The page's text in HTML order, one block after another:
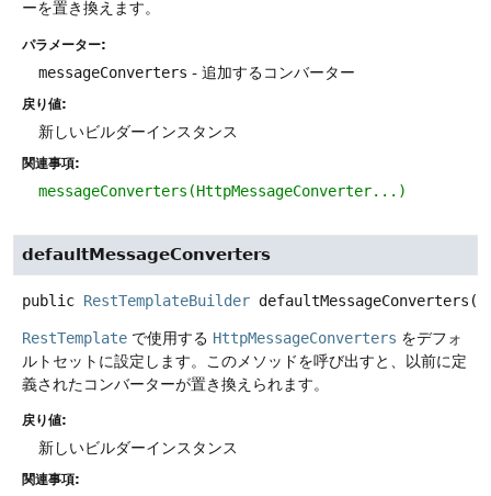
ーを置き換えます。
パラメーター:
messageConverters - 追加するコンバーター
戻り値:
新しいビルダーインスタンス
関連事項:
messageConverters(HttpMessageConverter...)
defaultMessageConverters
public RestTemplateBuilder defaultMessageConverters ()
RestTemplate で使用する HttpMessageConverters をデフォ
ルトセットに設定します。このメソッドを呼び出すと、以前に定
義されたコンバーターが置き換えられます。
戻り値:
新しいビルダーインスタンス
関連事項: